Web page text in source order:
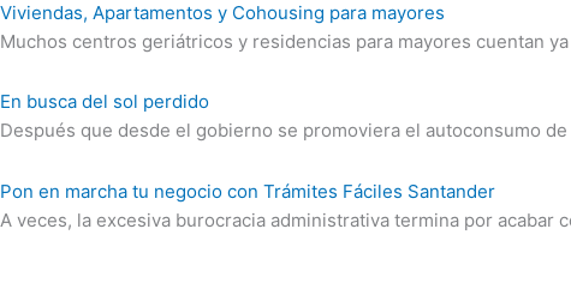
Viviendas, Apartamentos y Cohousing para mayores
Muchos centros geriátricos y residencias para mayores cuentan
En busca del sol perdido
Después que desde el gobierno se promoviera el autoconsumo
Pon en marcha tu negocio con Trámites Fáciles Santander
A veces, la excesiva burocracia administrativa termina por acabar